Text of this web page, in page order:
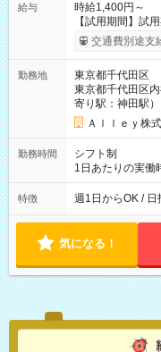
給与
時給1,400円～
【試用期間】試
給与は本採用時
交通費別途支
勤務地
東京都千代田区
東京都千代田区
寄り駅：神田駅）
Ａｌｌｅｙ株
勤務時間
シフト制
1日あたりの実働
実働時間：1-5時
能！ └平日・土曜
18:00 など
特徴 週1日からOK / 日
気になる！